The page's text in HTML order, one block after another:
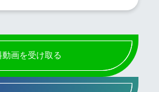
動画を受け取る